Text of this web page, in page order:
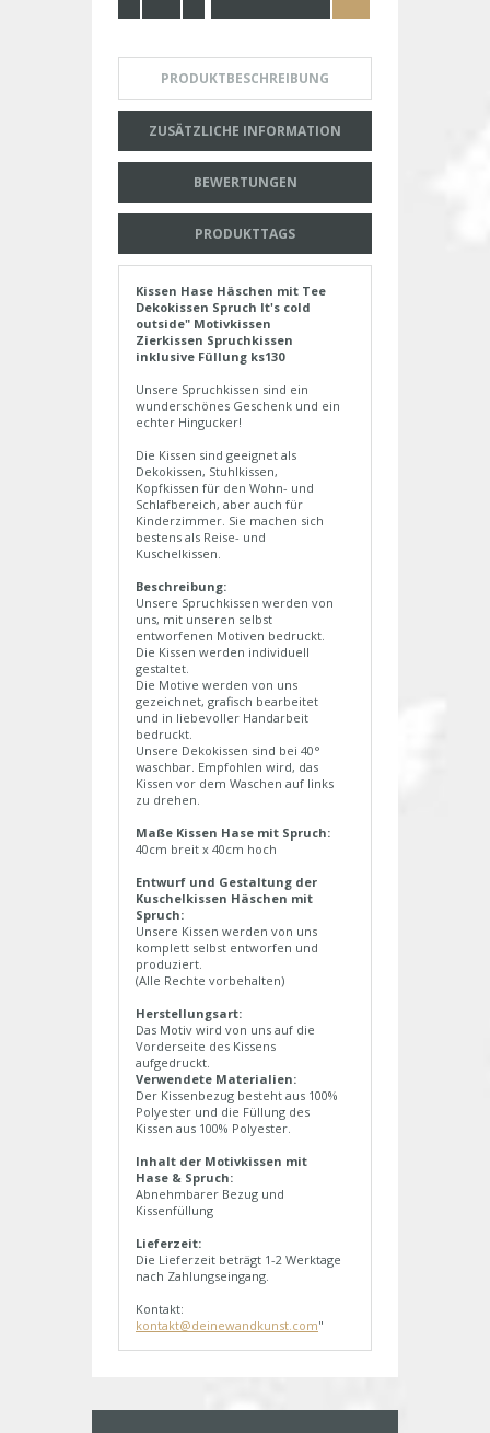
PRODUKTBESCHREIBUNG
ZUSÄTZLICHE INFORMATION
BEWERTUNGEN
PRODUKTTAGS
Kissen Hase Häschen mit Tee
Dekokissen Spruch It's cold
outside" Motivkissen
Zierkissen Spruchkissen
inklusive Füllung ks130
Unsere Spruchkissen sind ein
wunderschönes Geschenk und ein
echter Hingucker!
Die Kissen sind geeignet als
Dekokissen, Stuhlkissen,
Kopfkissen für den Wohn- und
Schlafbereich, aber auch für
Kinderzimmer. Sie machen sich
bestens als Reise- und
Kuschelkissen.
Beschreibung:
Unsere Spruchkissen werden von
uns, mit unseren selbst
entworfenen Motiven bedruckt.
Die Kissen werden individuell
gestaltet.
Die Motive werden von uns
gezeichnet, grafisch bearbeitet
und in liebevoller Handarbeit
bedruckt.
Unsere Dekokissen sind bei 40°
waschbar. Empfohlen wird, das
Kissen vor dem Waschen auf links
zu drehen.
Maße Kissen Hase mit Spruch:
40cm breit x 40cm hoch
Entwurf und Gestaltung der
Kuschelkissen Häschen mit
Spruch:
Unsere Kissen werden von uns
komplett selbst entworfen und
produziert.
(Alle Rechte vorbehalten)
Herstellungsart:
Das Motiv wird von uns auf die
Vorderseite des Kissens
aufgedruckt.
Verwendete Materialien:
Der Kissenbezug besteht aus 100%
Polyester und die Füllung des
Kissen aus 100% Polyester.
Inhalt der Motivkissen mit
Hase & Spruch:
Abnehmbarer Bezug und
Kissenfüllung
Lieferzeit:
Die Lieferzeit beträgt 1-2 Werktage
nach Zahlungseingang.
Kontakt:
kontakt@deinewandkunst.com"